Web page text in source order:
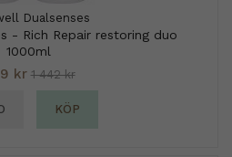
Dualsenses
- Rich Repair restoring duo
1000ml
kr 1 442 kr
KÖP